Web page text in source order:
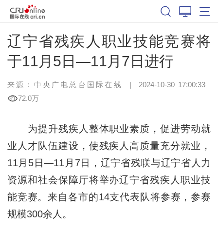
辽宁省残疾人职业技能竞赛将
于11月5日—11月7日进行
来源：中央广电总台国际在线 | 2024-10-30 17:00:33
72.0万
为提升残疾人整体职业素质，促进劳动就
业人才队伍建设，使残疾人高质量充分就业，
11月5日—11月7日，辽宁省残联与辽宁省人力
资源和社会保障厅将举办辽宁省残疾人职业技
能竞赛。来自各市的14支代表队将参赛，参赛
规模300余人。